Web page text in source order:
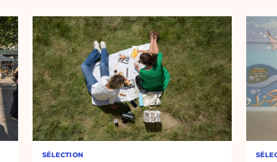
SÉLECTION